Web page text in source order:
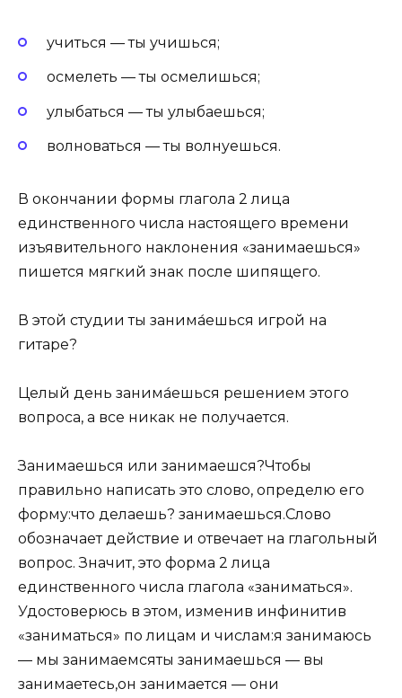
учиться — ты учишься;
осмелеть — ты осмелишься;
улыбаться — ты улыбаешься;
волноваться — ты волнуешься.
В окончании формы глагола 2 лица
единственного числа настоящего времени
изъявительного наклонения «занимаешься»
пишется мягкий знак после шипящего.
В этой студии ты занима́ешься игрой на
гитаре?
Целый день занима́ешься решением этого
вопроса, а все никак не получается.
Занимаешься или занимаешся?Чтобы
правильно написать это слово, определю его
форму:что делаешь? занимаешься.Слово
обозначает действие и отвечает на глагольный
вопрос. Значит, это форма 2 лица
единственного числа глагола «заниматься».
Удостоверюсь в этом, изменив инфинитив
«заниматься» по лицам и числам:я занимаюсь
— мы занимаемсяты занимаешься — вы
занимаетесь,он занимается — они